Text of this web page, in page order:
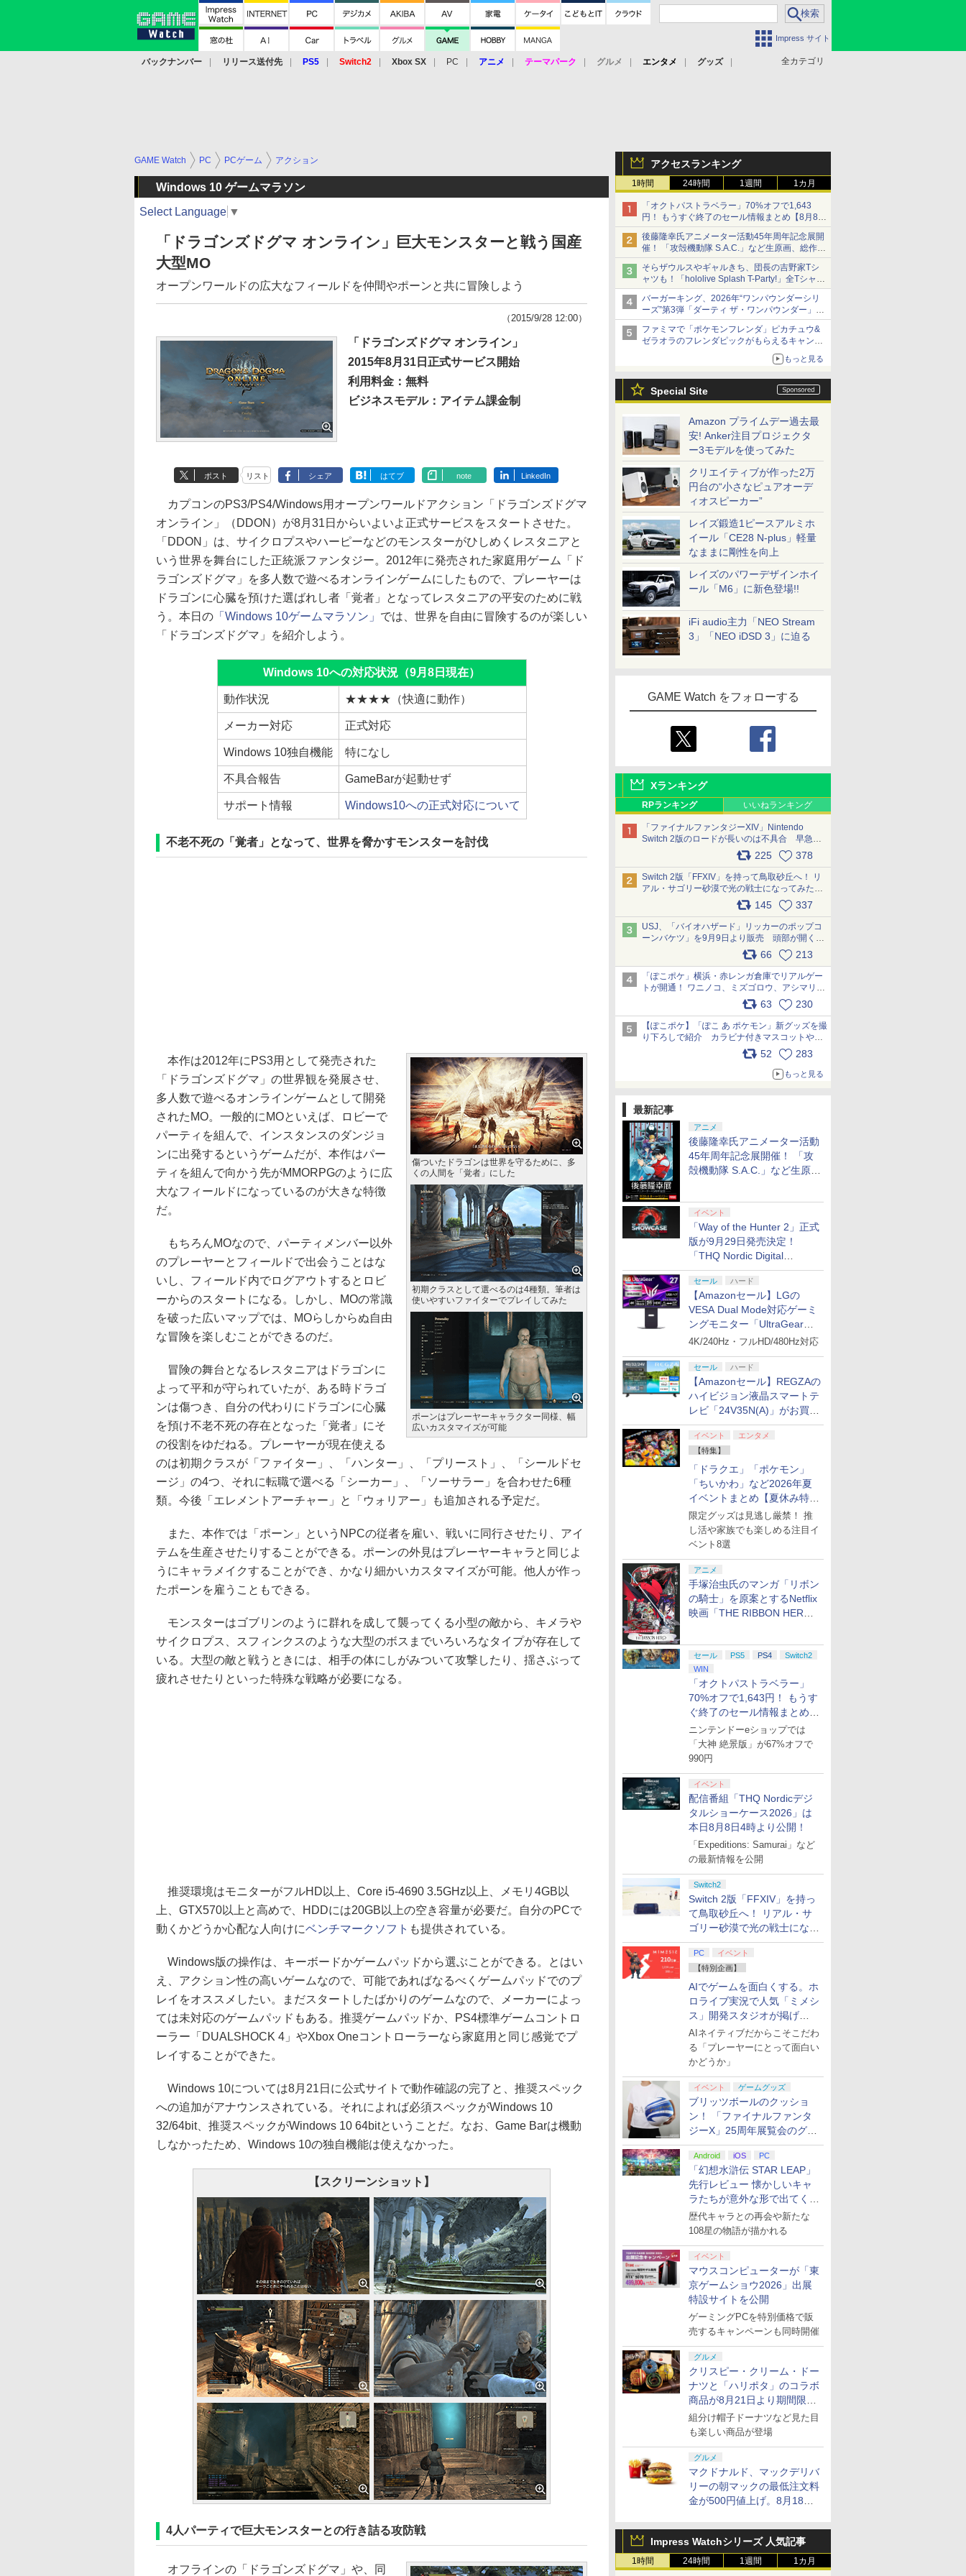
Impress サイト
全カテゴリ
バックナンバー リリース送付先 PS5 Switch2 Xbox SX PC アニメ テーマパーク グルメ エンタメ
グッズ
アクセスランキング
1時間 24時間 1週間 1カ月
「オクトパストラベラー」70%オフで1,643
円！ もうすぐ終了のセール情報まとめ【8月8日
更新】
ニンテンドーeショップでは「大神 絶景版」が
67%オフで990円
後藤隆幸氏アニメーター活動45年周年記念展開
催！ 「攻殻機動隊 S.A.C.」など生原画、総作画
監督修正が展示
そらザウルスやギャルきち、団長の吉野家Tシ
ャツも！「hololive Splash T-Party!」全Tシャツ
ラインナップ公開＆オンライン販売開始
バーガーキング、2026年“ワンパウンダーシリ
ーズ”第3弾「ダーティ ザ・ワンパウンダー」を
8月7日発売
「特製ガーリックマヨソース」を使用した超大
型チーズバーガー
ファミマで「ポケモンフレンダ」ピカチュウ&
ゼラオラのフレンダピックがもらえるキャンペ
もっと見る
Special Site
Amazon プライムデー過去最
安! Anker注目プロジェクタ
ー3モデルを使ってみた
クリエイティブが作った2万
円台の“小さなピュアオーデ
ィオスピーカー”
レイズ鍛造1ピースアルミホ
イール「CE28 N-plus」軽量
なままに剛性を向上
レイズのパワーデザインホイ
ール「M6」に新色登場!!
iFi audio主力「NEO Stream
3」「NEO iDSD 3」に迫る
GAME Watch をフォローする
Xランキング
RPランキング いいねランキング
「ファイナルファンタジーXIV」Nintendo
Switch 2版のロードが長いのは不具合 早急に
アップデートできるよう対応中225 378
Switch 2版「FFXIV」を持って鳥取砂丘へ！ リ
アル・サゴリー砂漠で光の戦士になってみた
145 337
USJ、「バイオハザード」リッカーのポップコ
ーンバケツ」を9月9日より販売 頭部が開く仕
組み。味は恐怖を堪のう「味噌フレーバー」
66 213
「ぽこポケ」横浜・赤レンガ倉庫でリアルゲー
トが開通！ ワニノコ、ミズゴロウ、アシマリ登
場シーンをレポート pic.x.com/LDgEByVl6D
63 230
【ぽこポケ】「ぽこ あ ポケモン」新グッズを撮
り下ろしで紹介 カラビナ付きマスコットやス
52 283
もっと見る
最新記事
アニメ
後藤隆幸氏アニメーター活動
45年周年記念展開催！ 「攻
殻機動隊 S.A.C.」など生原
イベント
「Way of the Hunter 2」正式
版が9月29日発売決定！
「THQ Nordic Digital
Showcase 2026」まとめ
セール ハード
【Amazonセール】LGの
VESA Dual Mode対応ゲーミ
ングモニター「UltraGear
27G850A-B」がお買い得！
4K/240Hz・フルHD/480Hz対応
セール ハード
【Amazonセール】REGZAの
ハイビジョン液晶スマートテ
レビ「24V35N(A)」がお買い
得！
イベント
エンタメ
【特集】
「ドラクエ」「ポケモン」
「ちいかわ」など2026年夏
イベントまとめ【夏休み特
集】
限定グッズは見逃し厳禁！ 推
し活や家族でも楽しめる注目イ
ベント8選
アニメ
手塚治虫氏のマンガ「リボン
の騎士」を原案とするNetflix
映画「THE RIBBON HERO
セール PS5 PS4
Switch2
WIN
「オクトパストラベラー」
70%オフで1,643円！ もうす
ぐ終了のセール情報まとめ
【8月8日更新】
ニンテンドーeショップでは
「大神 絶景版」が67%オフで
990円
イベント
配信番組「THQ Nordicデジ
タルショーケース2026」は
本日8月8日4時より公開！
「Expeditions: Samurai」など
の最新情報を公開
Switch2
Switch 2版「FFXIV」を持っ
て鳥取砂丘へ！ リアル・サ
ゴリー砂漠で光の戦士になっ
てみた
PC
イベント
【特別企画】
AIでゲームを面白くする。ホ
ロライブ実況で人気「ミメシ
ス」開発スタジオが掲げ
る“AI活用の信念”とは？【講
演レポート】
AIネイティブだからこそこだわ
る「プレーヤーにとって面白い
かどうか」
イベント ゲームグッズ
ブリッツボールのクッショ
ン！ 「ファイナルファンタ
ジーX」25周年展覧会のグッ
ズ情報が公開
Android iOS PC
「幻想水滸伝 STAR LEAP」
先行レビュー 懐かしいキャ
ラたちが意外な形で出てくる
シリーズ完全新作！
歴代キャラとの再会や新たな
108星の物語が描かれる
イベント
マウスコンピューターが「東
京ゲームショウ2026」出展
特設サイトを公開
ゲーミングPCを特別価格で販
売するキャンペーンも同時開催
グルメ
クリスピー・クリーム・ドー
ナツと「ハリポタ」のコラボ
商品が8月21日より期間限定
で発売
組分け帽子ドーナツなど見た目
も楽しい商品が登場
グルメ
マクドナルド、マックデリバ
リーの朝マックの最低注文料
金が500円値上げ。8月18日
Impress Watchシリーズ 人気記事
1時間 24時間 1週間 1カ月
GAME Watch PC PCゲーム アクション
Windows 10 ゲームマラソン
Select Language ▼
「ドラゴンズドグマ オンライン」巨大モンスターと戦う国産
大型MO
オープンワールドの広大なフィールドを仲間やポーンと共に冒険しよう
（2015/9/28 12:00）
「ドラゴンズドグマ オンライン」
2015年8月31日正式サービス開始
利用料金：無料
ビジネスモデル：アイテム課金制
ポスト リスト シェア はてブ note LinkedIn
カプコンのPS3/PS4/Windows用オープンワールドアクション「ドラゴンズドグマ
オンライン」（DDON）が8月31日からいよいよ正式サービスをスタートさせた。
「DDON」は、サイクロプスやハーピーなどのモンスターがひしめくレスタニアと
いう世界を舞台にした正統派ファンタジー。2012年に発売された家庭用ゲーム「ド
ラゴンズドグマ」を多人数で遊べるオンラインゲームにしたもので、プレーヤーは
ドラゴンに心臓を預けた選ばれし者「覚者」となってレスタニアの平安のために戦
う。本日の 「Windows 10ゲームマラソン」 では、世界を自由に冒険するのが楽しい
「ドラゴンズドグマ」を紹介しよう。
Windows 10への対応状況（9月8日現在）
動作状況 ★★★★（快適に動作）
メーカー対応 正式対応
Windows 10独自機能 特になし
不具合報告 GameBarが起動せず
サポート情報 Windows10への正式対応について
不老不死の「覚者」となって、世界を脅かすモンスターを討伐
傷ついたドラゴンは世界を守るために、多
くの人間を「覚者」にした
初期クラスとして選べるのは4種類。筆者は
使いやすいファイターでプレイしてみた
ポーンはプレーヤーキャラクター同様、幅
広いカスタマイズが可能
本作は2012年にPS3用として発売された
「ドラゴンズドグマ」の世界観を発展させ、
多人数で遊べるオンラインゲームとして開発
されたMO。一般的にMOといえば、ロビーで
パーティを組んで、インスタンスのダンジョ
ンに出発するというゲームだが、本作はパー
ティを組んで向かう先がMMORPGのように広
大なフィールドになっているのが大きな特徴
だ。
もちろんMOなので、パーティメンバー以外
のプレーヤーとフィールドで出会うことはな
いし、フィールド内でログアウトするとロビ
ーからのスタートになる。しかし、MOの常識
を破った広いマップでは、MOらしからぬ自由
な冒険を楽しむことができるのだ。
冒険の舞台となるレスタニアはドラゴンに
よって平和が守られていたが、ある時ドラゴ
ンは傷つき、自分の代わりにドラゴンに心臓
を預け不老不死の存在となった「覚者」にそ
の役割をゆだねる。プレーヤーが現在使える
のは初期クラスが「ファイター」、「ハンター」、「プリースト」、「シールドセ
ージ」の4つ、それに転職で選べる「シーカー」、「ソーサラー」を合わせた6種
類。今後「エレメントアーチャー」と「ウォリアー」も追加される予定だ。
また、本作では「ポーン」というNPCの従者を雇い、戦いに同行させたり、アイ
テムを生産させたりすることができる。ポーンの外見はプレーヤーキャラと同じよ
うにキャラメイクすることができ、かなり細かいカスタマイズが可能。他人が作っ
たポーンを雇うこともできる。
モンスターはゴブリンのように群れを成して襲ってくる小型の敵から、キメラや
サイクロプス、スフィンクスのような大型のボスまでいろいろなタイプが存在して
いる。大型の敵と戦うときには、相手の体にしがみついて攻撃したり、揺さぶって
疲れさせたりといった特殊な戦略が必要になる。
推奨環境はモニターがフルHD以上、Core i5-4690 3.5GHz以上、メモリ4GB以
上、GTX570以上と高めで、HDDには20GB以上の空き容量が必要だ。自分のPCで
動くかどうか心配な人向けにベンチマークソフト も提供されている。
Windows版の操作は、キーボードかゲームパッドから選ぶことができる。とはい
え、アクション性の高いゲームなので、可能であればなるべくゲームパッドでのプ
レイをオススメしたい。まだスタートしたばかりのゲームなので、メーカーによっ
ては未対応のゲームパッドもある。推奨ゲームパッドか、PS4標準ゲームコントロ
ーラー「DUALSHOCK 4」やXbox Oneコントローラーなら家庭用と同じ感覚でプ
レイすることができた。
Windows 10については8月21日に公式サイトで動作確認の完了と、推奨スペック
への追加がアナウンスされている。それによれば必須スペックがWindows 10
32/64bit、推奨スペックがWindows 10 64bitということだ。なお、Game Barは機動
しなかったため、Windows 10の独自機能は使えなかった。
【スクリーンショット】
4人パーティで巨大モンスターとの行き詰る攻防戦
オフラインの「ドラゴンズドグマ」や、同